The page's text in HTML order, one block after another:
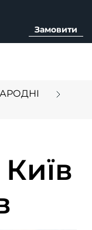
Замовити
Київ